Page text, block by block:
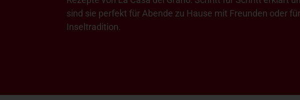
sind sie perfekt für Abende zu Hause mit Freunden oder
Inseltradition.